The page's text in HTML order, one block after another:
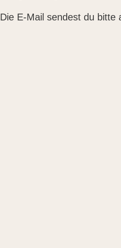
Die E-Mail sendest du bitte